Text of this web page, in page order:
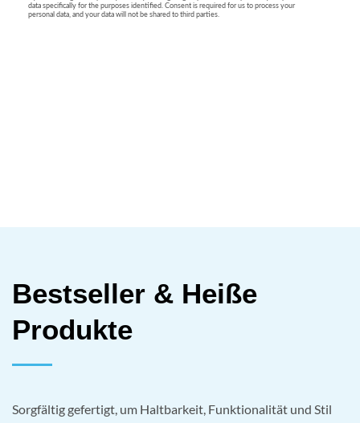
Bestseller & Heiße
Produkte
Sorgfältig gefertigt, um Haltbarkeit, Funktionalität und Stil